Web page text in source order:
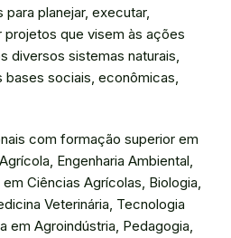
planejar, executar,
que visem às ações
diversos sistemas naturais,
bases sociais, econômicas,
com formação superior em
Engenharia Ambiental,
Ciências Agrícolas, Biologia,
Veterinária, Tecnologia
em Agroindústria, Pedagogia,